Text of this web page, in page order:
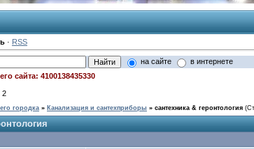
· RSS
на сайте в интернете
сайта: 4100138435330
2
городка » Канализация и сантехприборы » сантехника & геронтология